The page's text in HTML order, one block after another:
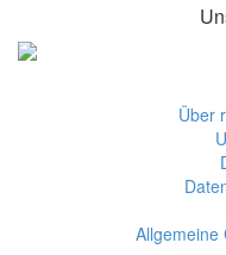
Über
Allgemeine